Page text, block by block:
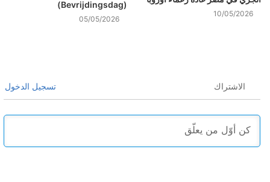
10/05/2026
(Bevrijdingsdag)
05/05/2026
الاشتراك تسجيل الدخول